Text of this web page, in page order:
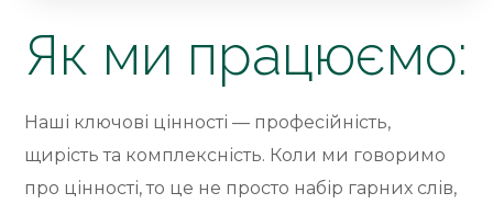
Як ми працюємо:
Наші ключові цінності — професійність,
щирість та комплексність. Коли ми говоримо
про цінності, то це не просто набір гарних слів,